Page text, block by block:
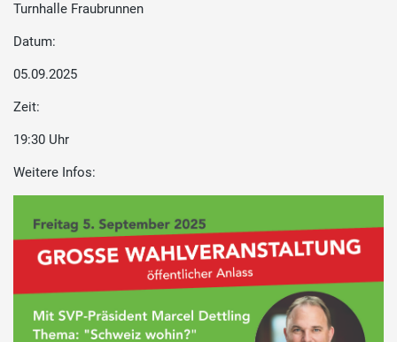
Turnhalle Fraubrunnen
Datum:
05.09.2025
Zeit:
19:30 Uhr
Weitere Infos: